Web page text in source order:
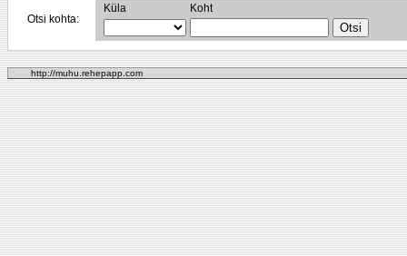
Otsi kohta:
Küla Koht
http://muhu.rehepapp.com